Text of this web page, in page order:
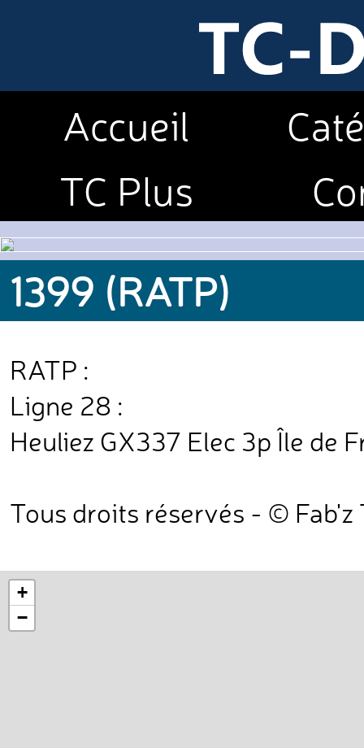
Accueil
TC Plus
1399 (RATP)
RATP :
Ligne 28 :
Heuliez GX337 Elec 3p Île de
Tous droits réservés - © Fab'z
+
−